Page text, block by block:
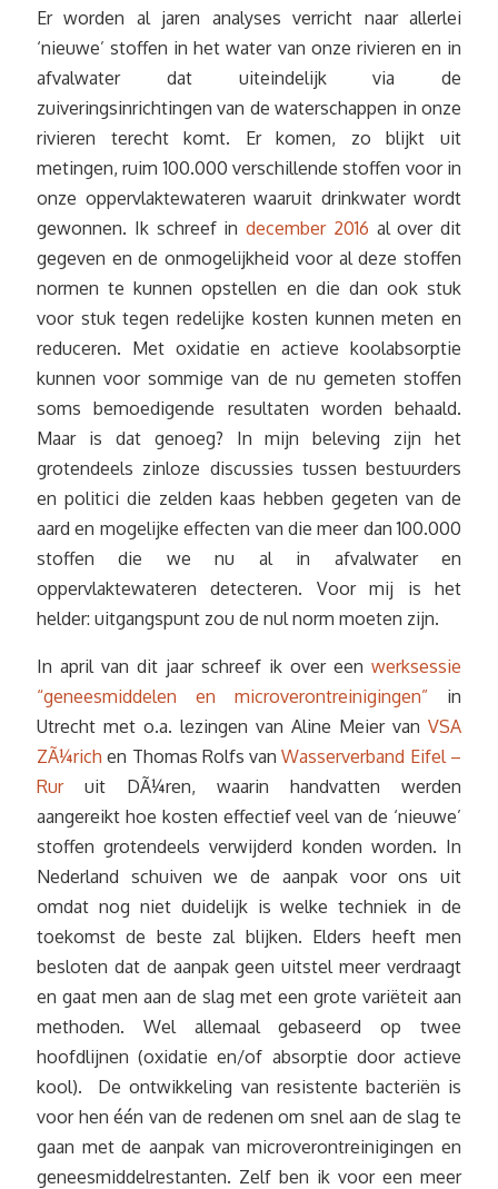
Er worden al jaren analyses verricht naar allerlei
‘nieuwe’ stoffen in het water van onze rivieren en in
afvalwater dat uiteindelijk via de
zuiveringsinrichtingen van de waterschappen in onze
rivieren terecht komt. Er komen, zo blijkt uit
metingen, ruim 100.000 verschillende stoffen voor in
onze oppervlaktewateren waaruit drinkwater wordt
gewonnen. Ik schreef in december 2016 al over dit
gegeven en de onmogelijkheid voor al deze stoffen
normen te kunnen opstellen en die dan ook stuk
voor stuk tegen redelijke kosten kunnen meten en
reduceren. Met oxidatie en actieve koolabsorptie
kunnen voor sommige van de nu gemeten stoffen
soms bemoedigende resultaten worden behaald.
Maar is dat genoeg? In mijn beleving zijn het
grotendeels zinloze discussies tussen bestuurders
en politici die zelden kaas hebben gegeten van de
aard en mogelijke effecten van die meer dan 100.000
stoffen die we nu al in afvalwater en
oppervlaktewateren detecteren. Voor mij is het
helder: uitgangspunt zou de nul norm moeten zijn.
In april van dit jaar schreef ik over een werksessie
“geneesmiddelen en microverontreinigingen” in
Utrecht met o.a. lezingen van Aline Meier van VSA
ZÃ¼rich en Thomas Rolfs vanWasserverband Eifel –
Ruruit DÃ¼ren, waarin handvatten werden
aangereikt hoe kosten effectief veel van de ‘nieuwe’
stoffen grotendeels verwijderd konden worden. In
Nederland schuiven we de aanpak voor ons uit
omdat nog niet duidelijk is welke techniek in de
toekomst de beste zal blijken. Elders heeft men
besloten dat de aanpak geen uitstel meer verdraagt
en gaat men aan de slag met een grote variëteit aan
methoden. Wel allemaal gebaseerd op twee
hoofdlijnen (oxidatie en/of absorptie door actieve
kool). De ontwikkeling van resistente bacteriën is
voor hen één van de redenen om snel aan de slag te
gaan met de aanpak van microverontreinigingen en
geneesmiddelrestanten. Zelf ben ik voor een meer